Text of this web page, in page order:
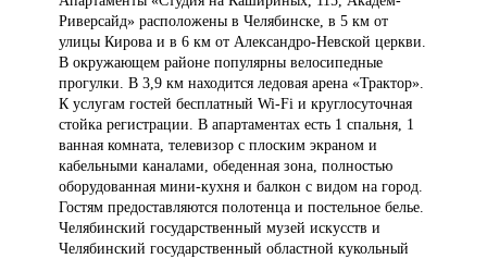
Риверсайд» расположены в Челябинске, в 5 км от
улицы Кирова и в 6 км от Александро-Невской церкви.
В окружающем районе популярны велосипедные
прогулки. В 3,9 км находится ледовая арена «Трактор».
К услугам гостей бесплатный Wi-Fi и круглосуточная
стойка регистрации. В апартаментах есть 1 спальня, 1
ванная комната, телевизор с плоским экраном и
кабельными каналами, обеденная зона, полностью
оборудованная мини-кухня и балкон с видом на город.
Гостям предоставляются полотенца и постельное белье.
Челябинский государственный музей искусств и
Челябинский государственный областной кукольный